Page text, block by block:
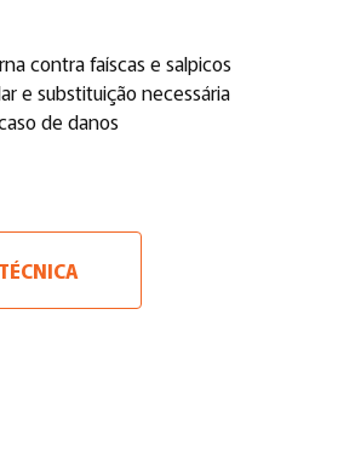
contra faíscas e salpicos
e substituição necessária
de danos